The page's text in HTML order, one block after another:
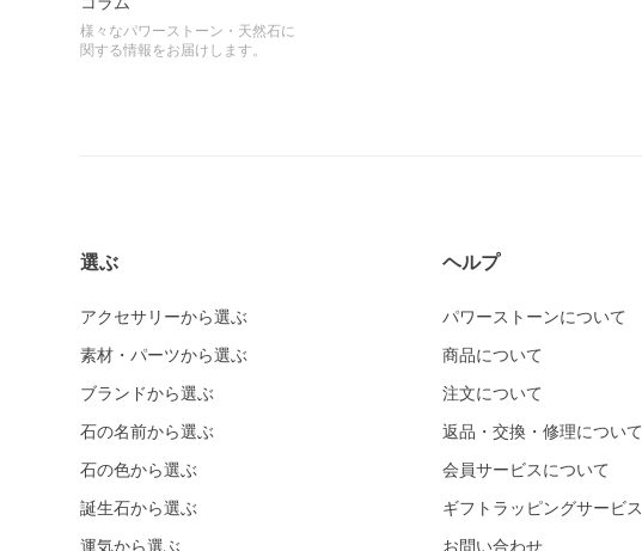
様々なパワーストーン・天然石に
関する情報をお届けします。
選ぶ
アクセサリーから選ぶ
素材・パーツから選ぶ
ブランドから選ぶ
石の名前から選ぶ
石の色から選ぶ
誕生石から選ぶ
運気から選ぶ
ヘルプ
パワーストーンについて
商品について
注文について
返品・交換・修理について
会員サービスについて
ギフトラッピングサービス
お問い合わせ